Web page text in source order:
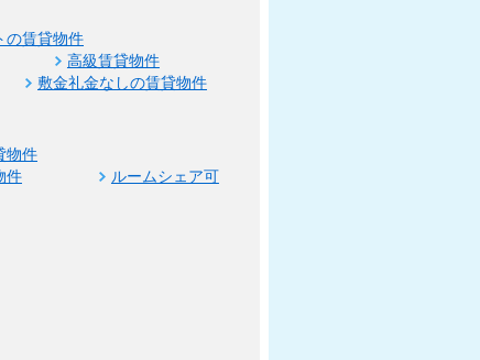
の賃貸物件
高級賃貸物件
敷金礼金なしの賃貸物件
物件
件
ルームシェア可